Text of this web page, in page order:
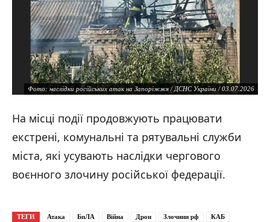
Фото: наслідки російських атак на Запоріжжя / ДСНС України / 03.07.2026
На місці події продовжують працювати
екстрені, комунальні та рятувальні служби
міста, які усувають наслідки чергового
воєнного злочину російської федерації.
ТЕГИ Атака БпЛА Війна Дрон Злочини рф КАБ